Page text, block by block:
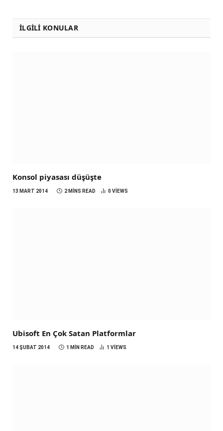
İLGILI KONULAR
Konsol piyasası düşüşte
13 MART 2014 2 MINS READ 0 VIEWS
Ubisoft En Çok Satan Platformlar
14 ŞUBAT 2014 1 MIN READ 1 VIEWS